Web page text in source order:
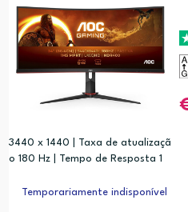
3440 x 1440 | Taxa de atualizaçã
o 180 Hz | Tempo de Resposta 1
1, USB 3.0 x4
Temporariamente indisponível